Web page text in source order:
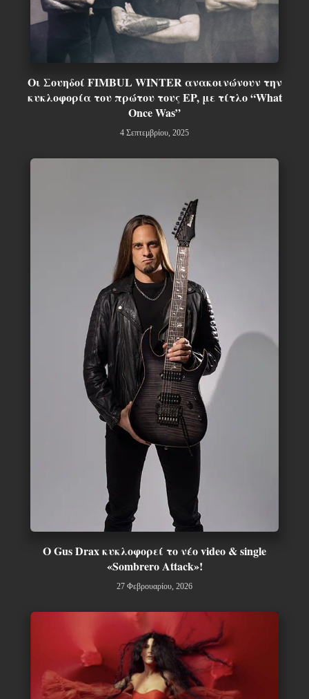
Οι Σουηδοί FIMBUL WINTER ανακοινώνουν την
κυκλοφορία του πρώτου τους EP, με τίτλο “What
Once Was”
4 Σεπτεμβρίου, 2025
Ο Gus Drax κυκλοφορεί το νέο video & single
«Sombrero Attack»!
27 Φεβρουαρίου, 2026